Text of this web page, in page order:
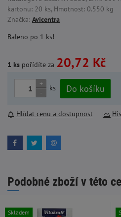
kartonu: 20 ks, Hmotnost: 0.550 kg
Značka: Avicentra
Baleno po 1 ks!
1 ks pořídíte za 20,72 Kč
+
-
ks Do košíku
Hlídat cenu a dostupnost
Podobné zboží v této
Skladem